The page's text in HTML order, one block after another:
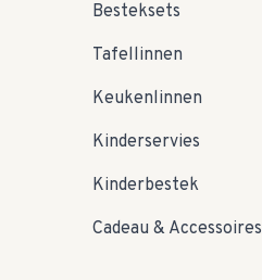
Besteksets
Tafellinnen
Keukenlinnen
Kinderservies
Kinderbestek
Cadeau & Accessoires